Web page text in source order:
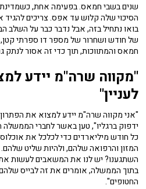
שנים בשבי חמאס. בפעימה אחת,
הסיכוי שלה קלוש עד אפס. צריכים להגיד
בואו נתחיל בזה, אבל נדבר כבר על
של חודש ושחרור של מספר דו ספרתי קטן,
חמאס והמתווכות, תוך כדי זה אסור
"מקווה שרה"מ יידע
לעניין"
"אני מקווה שרה"מ יידע למצוא את
ידפוק ברגליו", טען באשר לחברי
כל חודש מיליארדים כדי לכלכל את
המזון והרפואה שלהם, ולהיות שליט
השתגענו? יש לנו את המשאבים לעשות
בתוך הממשלה, אומרים את זה לבייס
החטופים".